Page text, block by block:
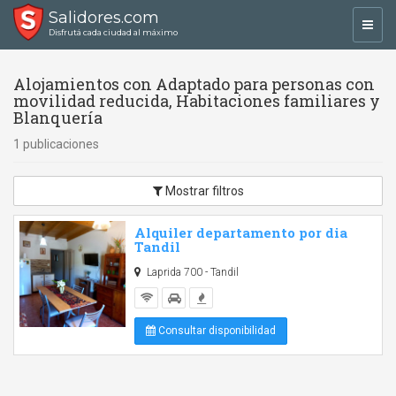
Salidores.com
Disfrutá cada ciudad al máximo
Alojamientos con Adaptado para personas con
movilidad reducida, Habitaciones familiares y
Blanquería
1 publicaciones
Mostrar filtros
Alquiler departamento por dia
Tandil
Laprida 700 - Tandil
Consultar disponibilidad